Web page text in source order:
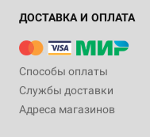
ДОСТАВКА И ОПЛАТА
Способы оплаты
Службы доставки
Адреса магазинов